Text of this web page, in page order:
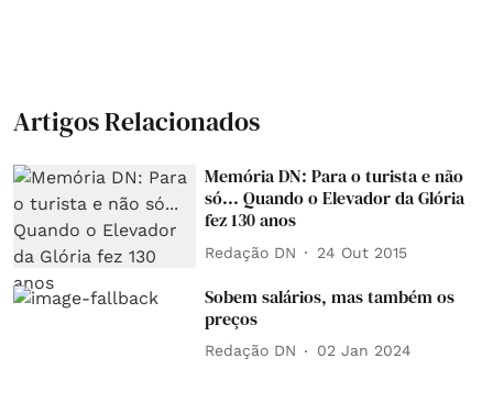
Artigos Relacionados
Memória DN: Para o turista e não
só... Quando o Elevador da Glória
fez 130 anos
Redação DN 24 Out 2015
Sobem salários, mas também os
preços
Redação DN 02 Jan 2024